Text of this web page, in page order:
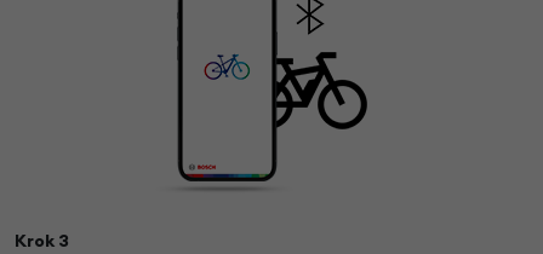
Krok 3